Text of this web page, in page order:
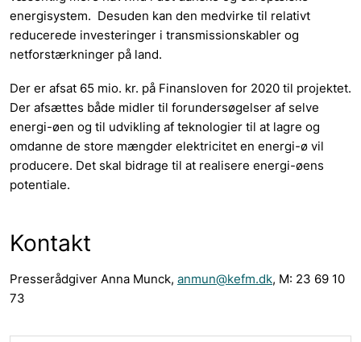
energisystem. Desuden kan den medvirke til relativt
reducerede investeringer i transmissionskabler og
netforstærkninger på land.
Der er afsat 65 mio. kr. på Finansloven for 2020 til projektet.
Der afsættes både midler til forundersøgelser af selve
energi-øen og til udvikling af teknologier til at lagre og
omdanne de store mængder elektricitet en energi-ø vil
producere. Det skal bidrage til at realisere energi-øens
potentiale.
Kontakt
Presserådgiver Anna Munck, anmun@kefm.dk, M: 23 69 10
73